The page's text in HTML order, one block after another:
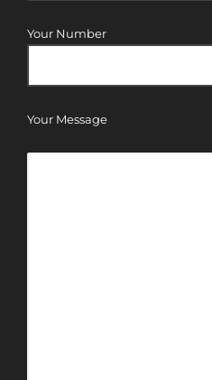
Your Number
Your Message